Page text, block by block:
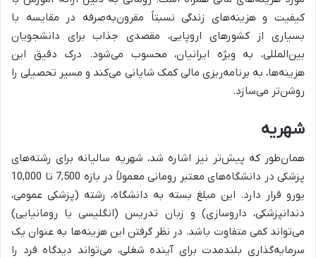
کیفیت و هزینه‌های زندگی نسبتاً مقرون‌به‌صرفه در مقایسه با
بسیاری از کشورهای اروپایی، مقصدی جذاب برای دانشجویان
بین‌المللی، به ویژه ایرانیان، محسوب می‌شود. درک دقیق این
هزینه‌ها، به برنامه‌ریزی مالی کمک شایانی می‌کند و مسیر تحصیلی را
روشن‌تر می‌سازد.
شهریه
همان‌طور که پیش‌تر نیز اشاره شد، شهریه سالیانه برای رشته‌های
پزشکی در دانشگاه‌های معتبر رومانی معمولاً در بازه 7,500 تا 10,000
یورو قرار دارد. این مبلغ بسته به دانشگاه، رشته (پزشکی عمومی،
دندانپزشکی، داروسازی) و زبان تدریس (انگلیسی یا رومانیایی)
می‌تواند کمی متفاوت باشد. در نظر گرفتن این هزینه‌ها به عنوان یک
سرمایه‌گذاری بلندمدت برای آینده شغلی، می‌تواند دیدگاه فرد را